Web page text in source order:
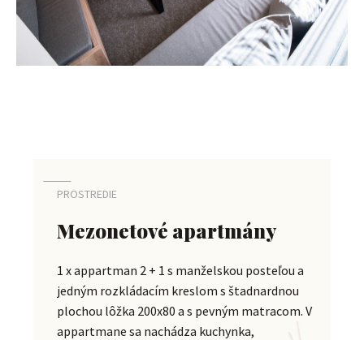
PROSTREDIE
Mezonetové apartmány
1 x appartman 2 + 1 s manželskou posteľou a
jedným rozkládacím kreslom s štadnardnou
plochou lôžka 200x80 a s pevným matracom. V
appartmane sa nachádza kuchynka,